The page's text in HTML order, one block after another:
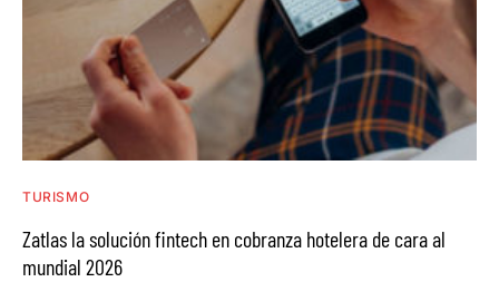
TURISMO
Zatlas la solución fintech en cobranza hotelera de cara al
mundial 2026